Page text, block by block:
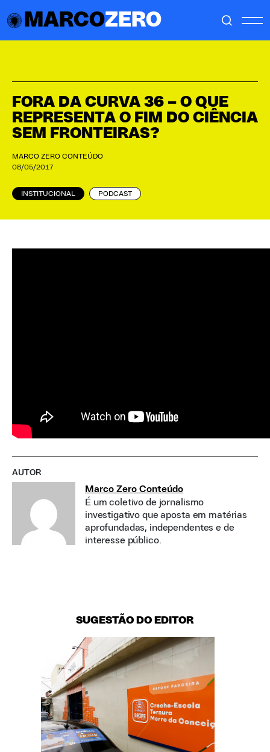
MARCOZERO
FORA DA CURVA 36 – O QUE
REPRESENTA O FIM DO CIÊNCIA
SEM FRONTEIRAS?
MARCO ZERO CONTEÚDO
08/05/2017
INSTITUCIONAL PODCAST
AUTOR
Marco Zero Conteúdo
É um coletivo de jornalismo
investigativo que aposta em matérias
aprofundadas, independentes e de
interesse público.
SUGESTÃO DO EDITOR